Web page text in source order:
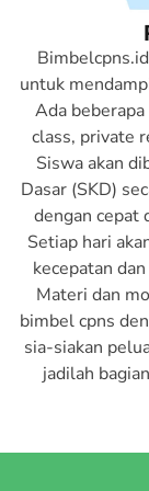
untuk
Ada
class, private
Siswa akan
Dasar (SKD)
dengan cepat
Setiap hari
kecepatan
Materi dan
bimbel cpns
sia-siakan
jadilah